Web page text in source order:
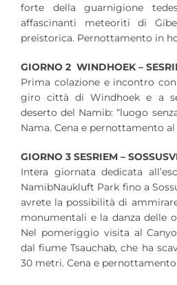
forte della guarnigione
affascinanti meteoriti di
preistorica. Pernottamento in
GIORNO 2 WINDHOEK –
Prima colazione e incontro
giro città di Windhoek e a
deserto del Namib: “luogo
Nama. Cena e pernottamento
GIORNO 3 SESRIEM –
Intera giornata dedicata
NamibNaukluft Park fino a
avrete la possibilità di
monumentali e la danza delle
Nel pomeriggio visita al
dal fiume Tsauchab, che ha
30 metri. Cena e